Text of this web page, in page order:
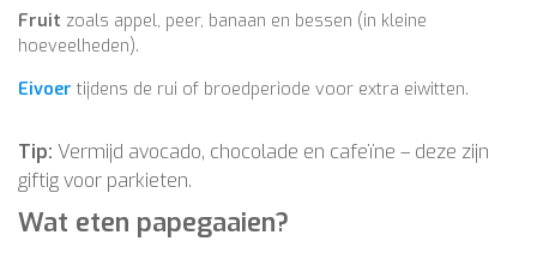
Fruit zoals appel, peer, banaan en bessen (in kleine
hoeveelheden).
Eivoer tijdens de rui of broedperiode voor extra eiwitten.
Tip: Vermijd avocado, chocolade en cafeïne – deze zijn
giftig voor parkieten.
Wat eten papegaaien?